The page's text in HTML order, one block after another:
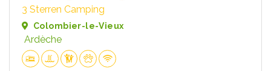
3 Sterren Camping
Colombier-le-Vieux
Ardèche